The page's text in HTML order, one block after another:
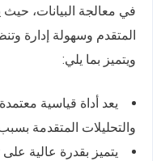
في معالجة البيانات، حيث
المتقدم وسهولة إدارة
ويتميز بما يلي:
يعد أداة قياسية
والتحليلات المتقدمة
يتميز بقدرة عالية